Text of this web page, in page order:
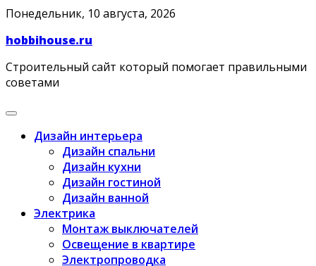
Skip
content
Понедельник, 10 августа, 2026
hobbihouse.ru
Строительный сайт который помогает правильными
советами
Дизайн интерьера
Дизайн спальни
Дизайн кухни
Дизайн гостиной
Дизайн ванной
Электрика
Монтаж выключателей
Освещение в квартире
Электропроводка